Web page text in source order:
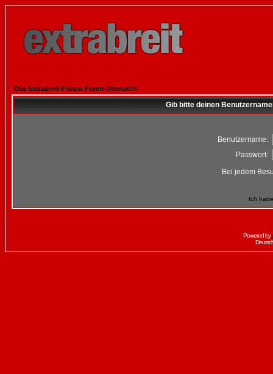
Das Extrabreit-Forum Foren-Übersicht
Gib bitte deinen
Benutzername:
Passwort:
Bei jedem
Ich
Powered by